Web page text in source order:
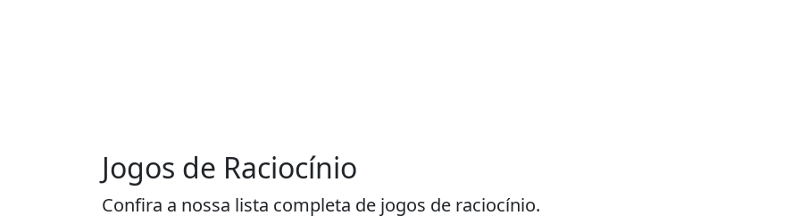
Jogos de Raciocínio
Confira a nossa lista completa de jogos de raciocínio.